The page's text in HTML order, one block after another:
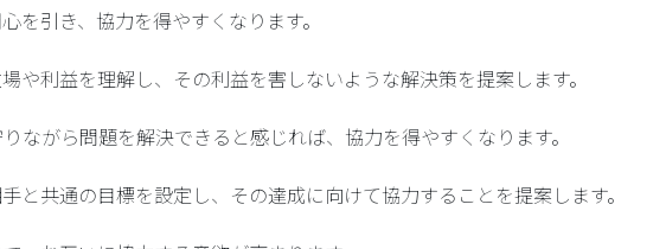
を引き、協力を得やすくなります。
や利益を理解し、その利益を害しないような解決策を提案します。
ながら問題を解決できると感じれば、協力を得やすくなります。
と共通の目標を設定し、その達成に向けて協力することを提案します。